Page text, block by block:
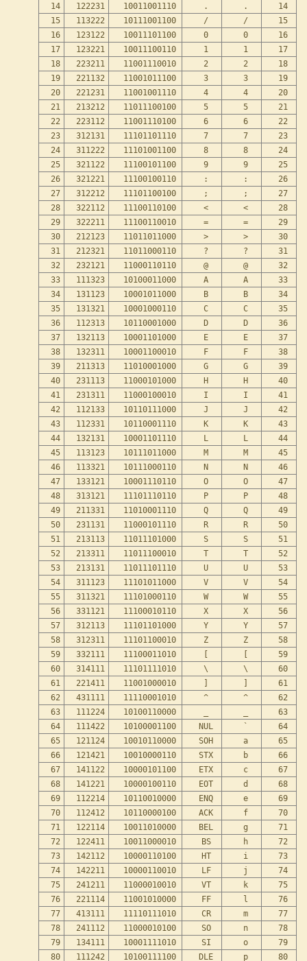
14
122231 10011001110 . .
14
15
113222 10111001100 / /
15
16
123122 10011101100 0 0
16
17
123221 10011100110 1 1
17
18
223211 11001110010 2 2
18
19
221132 11001011100 3 3
19
20
221231 11001001110 4 4
20
21
213212 11011100100 5 5
21
22
223112 11001110100 6 6
22
23
312131 11101101110 7 7
23
24
311222 11101001100 8 8
24
25
321122 11100101100 9 9
25
26
321221 11100100110 : :
26
27
312212 11101100100 ; ;
27
28
322112 11100110100 < <
28
29
322211 11100110010 = =
29
30
212123 11011011000 > >
30
31
212321 11011000110 ? ?
31
32
232121 11000110110 @ @
32
33
111323 10100011000 A A
33
34
131123 10001011000 B B
34
35
131321 10001000110 C C
35
36
112313 10110001000 D D
36
37
132113 10001101000 E E
37
38
132311 10001100010 F F
38
39
211313 11010001000 G G
39
40
231113 11000101000 H H
40
41
231311 11000100010 I I
41
42
112133 10110111000 J J
42
43
112331 10110001110 K K
43
44
132131 10001101110 L L
44
45
113123 10111011000 M M
45
46
113321 10111000110 N N
46
47
133121 10001110110 O O
47
48
313121 11101110110 P P
48
49
211331 11010001110 Q Q
49
50
231131 11000101110 R R
50
51
213113 11011101000 S S
51
52
213311 11011100010 T T
52
53
213131 11011101110 U U
53
54
311123 11101011000 V V
54
55
311321 11101000110 W W
55
56
331121 11100010110 X X
56
57
312113 11101101000 Y Y
57
58
312311 11101100010 Z Z
58
59
332111 11100011010
59
60
314111 11101111010 \ \
60
61
221411 11001000010
61
62
431111 11110001010 ^ ^
62
63
111224 10100110000
63
64
111422 10100001100 NUL `
64
65
121124 10010110000 SOH a
65
66
121421 10010000110 STX b
66
67
141122 10000101100 ETX c
67
68
141221 10000100110 EOT d
68
69
112214 10110010000 ENQ e
69
70
112412 10110000100 ACK f
70
71
122114 10011010000 BEL g
71
72
122411 10011000010 BS h
72
73
142112 10000110100 HT i
73
74
142211 10000110010 LF j
74
75
241211 11000010010 VT k
75
76
221114 11001010000 FF l
76
77
413111 11110111010 CR m
77
78
241112 11000010100 SO n
78
79
134111 10001111010 SI o
79
80
111242 10100111100 DLE p 80